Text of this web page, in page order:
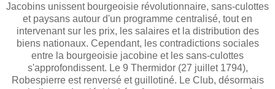
Jacobins unissent bourgeoisie révolutionnaire, sans-culottes
et paysans autour d'un programme centralisé, tout en
intervenant sur les prix, les salaires et la distribution des
biens nationaux. Cependant, les contradictions sociales
entre la bourgeoisie jacobine et les sans-culottes
s'approfondissent. Le 9 Thermidor (27 juillet 1794),
Robespierre est renversé et guillotiné. Le Club, désormais